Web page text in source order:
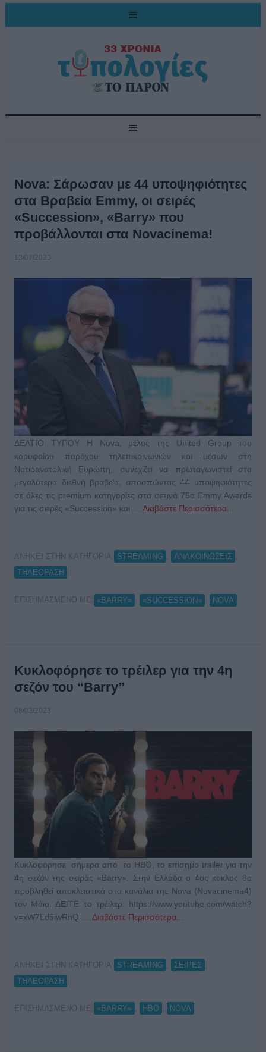
Nova: Σάρωσαν με 44 υποψηφιότητες
στα Βραβεία Εmmy, oι σειρές
«Succession», «Barry» που
προβάλλονται στα Novacinema!
13/07/2023
ΔΕΛΤΙΟ ΤΥΠΟΥ Η Nova, μέλος της United Group του
κορυφαίου παρόχου τηλεπικοινωνιών και μέσων στη
Νοτιοανατολική Ευρώπη, συνεχίζει να πρωταγωνιστεί στα
μεγαλύτερα διεθνή βραβεία, αποσπώντας 44 υποψηφιότητες
σε όλες τις premium κατηγορίες στα φετινά 75α Emmy Awards
για τις σειρές «Succession» και … Διαβάστε Περισσότερα...
ΑΝΗΚΕΙ ΣΤΗΝ ΚΑΤΗΓΟΡΙΑ: STREAMING ΑΝΑΚΟΙΝΩΣΕΙΣ
ΤΗΛΕΟΡΑΣΗ
ΕΠΙΣΗΜΑΣΜΕΝΟ ΜΕ: «BARRY» «SUCCESSION» NOVA
Κυκλοφόρησε το τρέιλερ για την 4η
σεζόν του “Barry”
08/03/2023
Κυκλοφόρησε σήμερα από το HBO, το επίσημο trailer για την
4η σεζόν της σειράς «Barry». Στην Ελλάδα ο 4ος κύκλος θα
προβληθεί αποκλειστικά στα κανάλια της Nova (Novacinema4)
τον Μάιο. ΔΕΙΤΕ το τρέιλερ: https://www.youtube.com/watch?
v=xW7Ld5iwRnQ … Διαβάστε Περισσότερα...
ΑΝΗΚΕΙ ΣΤΗΝ ΚΑΤΗΓΟΡΙΑ: STREAMING ΣΕΙΡΕΣ
ΤΗΛΕΟΡΑΣΗ
ΕΠΙΣΗΜΑΣΜΕΝΟ ΜΕ: «BARRY» HBO NOVA